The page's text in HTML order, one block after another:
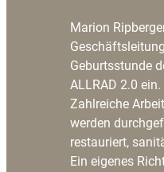
Marion
Geburtsstunde
ALLRAD 2.0 ein.
Zahlreiche
werden
restauriert,
Ein eigenes